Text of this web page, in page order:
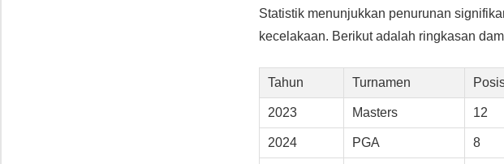
Statistik menunjukkan penurunan
kecelakaan. Berikut adalah ringkasan
Tahun Turnamen
2023 Masters 12
2024 PGA 8